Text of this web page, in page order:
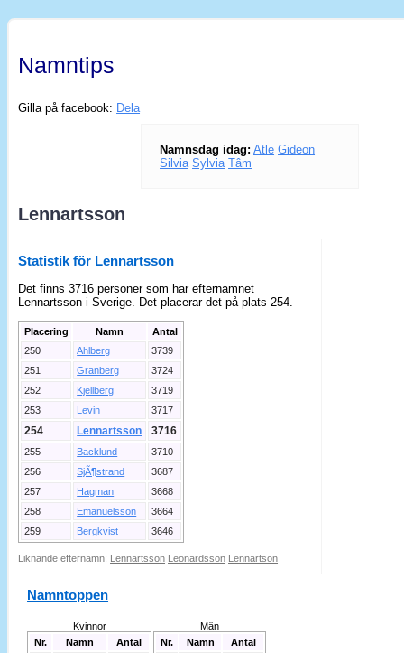
Namntips
Gilla på facebook: Dela
Namnsdag idag: Atle Gideon
Silvia Sylvia Tâm
Lennartsson
Statistik för Lennartsson
Det finns 3716 personer som har efternamnet
Lennartsson i Sverige. Det placerar det på plats 254.
Placering Namn
Antal
250
Ahlberg
3739
251
Granberg
3724
252
Kjellberg
3719
253
Levin 3717
254 Lennartsson 3716
255 Backlund
3710
256
SjÃ¶strand
3687
257
Hagman
3668
258
Emanuelsson
3664
259
Bergkvist 3646
Liknande efternamn: Lennartsson Leonardsson Lennartson
Namntoppen
Kvinnor
Nr.
Namn
Antal
Män
Nr.
Namn
Antal